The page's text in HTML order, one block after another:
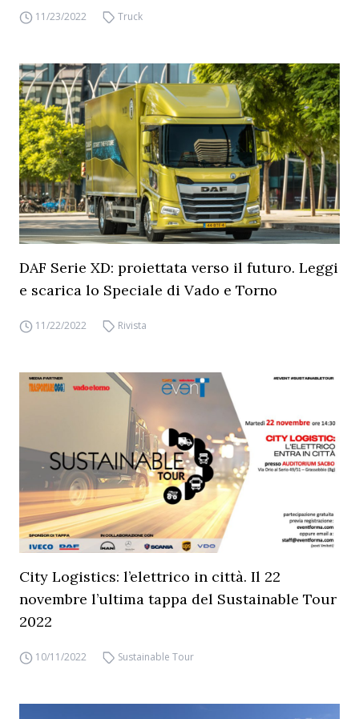
11/23/2022 Truck
DAF Serie XD: proiettata verso il futuro. Leggi
e scarica lo Speciale di Vado e Torno
11/22/2022 Rivista
City Logistics: l’elettrico in città. Il 22
novembre l’ultima tappa del Sustainable Tour
2022
10/11/2022 Sustainable Tour